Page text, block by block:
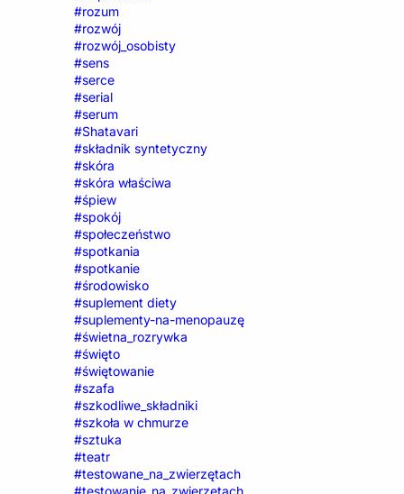
#rozum
#rozwój
#rozwój_osobisty
#sens
#serce
#serial
#serum
#Shatavari
#składnik syntetyczny
#skóra
#skóra właściwa
#śpiew
#spokój
#społeczeństwo
#spotkania
#spotkanie
#środowisko
#suplement diety
#suplementy-na-menopauzę
#świetna_rozrywka
#święto
#świętowanie
#szafa
#szkodliwe_składniki
#szkoła w chmurze
#sztuka
#teatr
#testowane_na_zwierzętach
#testowanie_na_zwierzętach